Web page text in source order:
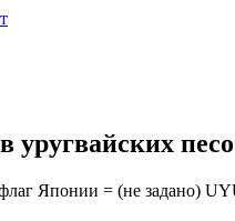
уругвайских песо
= (не задано)